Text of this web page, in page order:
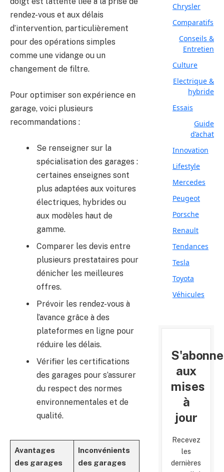
rendez-vous et aux délais
d’intervention, particulièrement
pour des opérations simples
comme une vidange ou un
changement de filtre.
Pour optimiser son expérience en
garage, voici plusieurs
recommandations :
Se renseigner sur la
spécialisation des garages :
certaines enseignes sont
plus adaptées aux voitures
électriques, hybrides ou
aux modèles haut de
gamme.
Comparer les devis entre
plusieurs prestataires pour
dénicher les meilleures
offres.
Prévoir les rendez-vous à
l’avance grâce à des
plateformes en ligne pour
réduire les délais.
Vérifier les certifications
des garages pour s’assurer
du respect des normes
environnementales et de
qualité.
Avantages
des garages
Inconvénients
des garages
Chrysler
Comparatifs
Conseils &
Entretien
Culture
Electrique &
hybride
Essais
Guide
d’achat
Innovation
Lifestyle
Mercedes
Peugeot
Porsche
Renault
Tendances
Tesla
Toyota
Véhicules
aux
mises
à
jour
Recevez
les
dernières